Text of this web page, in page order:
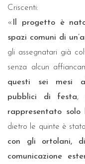
Criscenti:
«
Il progetto è
spazi comuni di
gli assegnatari già
senza alcun
questi sei mesi
pubblici di festa,
rappresentato solo
dietro le quinte è stato
con gli ortolani, di
comunicazione